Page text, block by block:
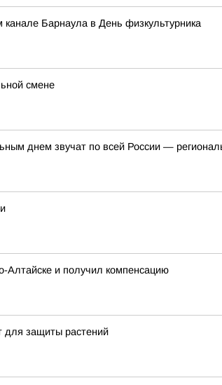
Барнаула в День физкультурника
смене
днем звучат по всей России —
Алтайске и получил компенсацию
для защиты растений